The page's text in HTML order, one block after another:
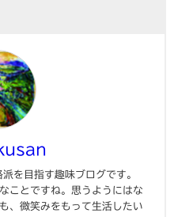
を目指す趣味ブログです。
ことですね。思うようにはな
、微笑みをもって生活したい